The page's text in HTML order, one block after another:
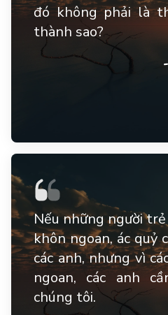
đó không phải là
thành sao?
Nếu những người trẻ
khôn ngoan, ác quỷ
các anh, nhưng vì
ngoan, các anh
chúng tôi.